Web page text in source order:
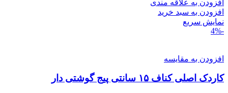
افزودن به علاقه مندی
افزودن به سبد خرید
نمایش سریع
-4%
افزودن به مقایسه
کاردک اصلی کناف ۱۵ سانتی پیج گوشتی دار